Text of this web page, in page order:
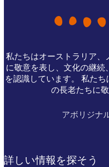
私たちはオーストラリア、
に敬意を表し、文化の継続
を認識しています。 私た
の長老たちに
アボリジナ
詳しい情報を探そう